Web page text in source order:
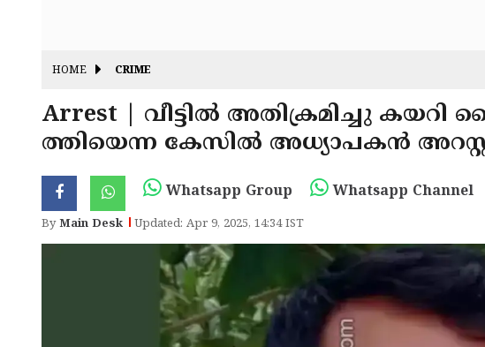
HOME CRIME
Arrest | വീട്ടിൽ അതിക്രമിച്ചു കയറി
ത്തിയെന്ന കേസിൽ അധ്യാപകൻ
Whatsapp Group Whatsapp Channel
ByMain Desk Updated: Apr 9, 2025, 14:34 IST